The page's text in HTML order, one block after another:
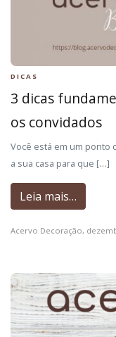
DICAS
3 dicas
os convidados
Você está em um ponto
a sua casa para que […]
Leia mais…
Acervo Decoração,